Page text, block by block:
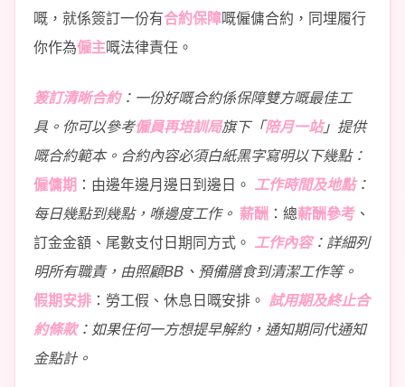
嘅，就係簽訂一份有合約保障嘅僱傭合約，同埋履行
你作為僱主嘅法律責任。
簽訂清晰合約：一份好嘅合約係保障雙方嘅最佳工
具。你可以參考僱員再培訓局旗下「陪月一站」提供
嘅合約範本。合約內容必須白紙黑字寫明以下幾點：
僱傭期 ：由邊年邊月邊日到邊日。 工作時間及地點：
每日幾點到幾點，喺邊度工作。 薪酬 ：總薪酬參考 、
訂金金額、尾數支付日期同方式。 工作內容：詳細列
明所有職責，由照顧BB、預備膳食到清潔工作等。
假期安排 ：勞工假、休息日嘅安排。 試用期及終止合
約條款：如果任何一方想提早解約，通知期同代通知
金點計。